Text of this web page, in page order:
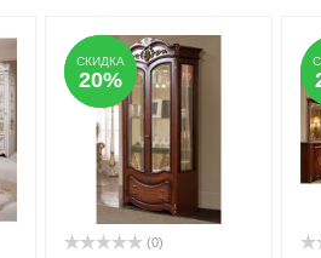
СКИДКА
20%
СКИДКА
20%
(0)